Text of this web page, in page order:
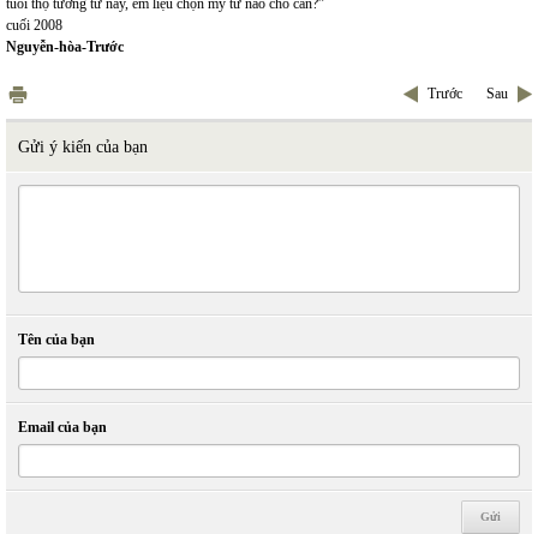
tuổi thọ tương tư này, em liệu chọn mỹ từ nào cho cân?”
cuối 2008
Nguyễn-hòa-Trước
Trước Sau
Gửi ý kiến của bạn
Tên của bạn
Email của bạn